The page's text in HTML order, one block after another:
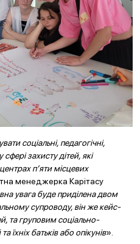
соціальні, педагогічні,
захисту дітей, які
п’яти місцевих
менеджерка Карітасу
увага буде приділена двом
супроводу, він же кейс-
та груповим соціально-
їхніх батьків або опікунів».